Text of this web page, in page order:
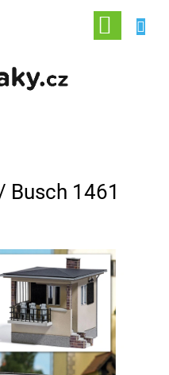
NÁKUPNÍ
KOŠÍK
Busch 1461